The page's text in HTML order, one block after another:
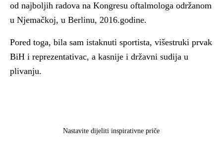
od najboljih radova na Kongresu oftalmologa održanom
u Njemačkoj, u Berlinu, 2016.godine.
Pored toga, bila sam istaknuti sportista, višestruki prvak
BiH i reprezentativac, a kasnije i državni sudija u
plivanju.
Nastavite dijeliti inspirativne priče